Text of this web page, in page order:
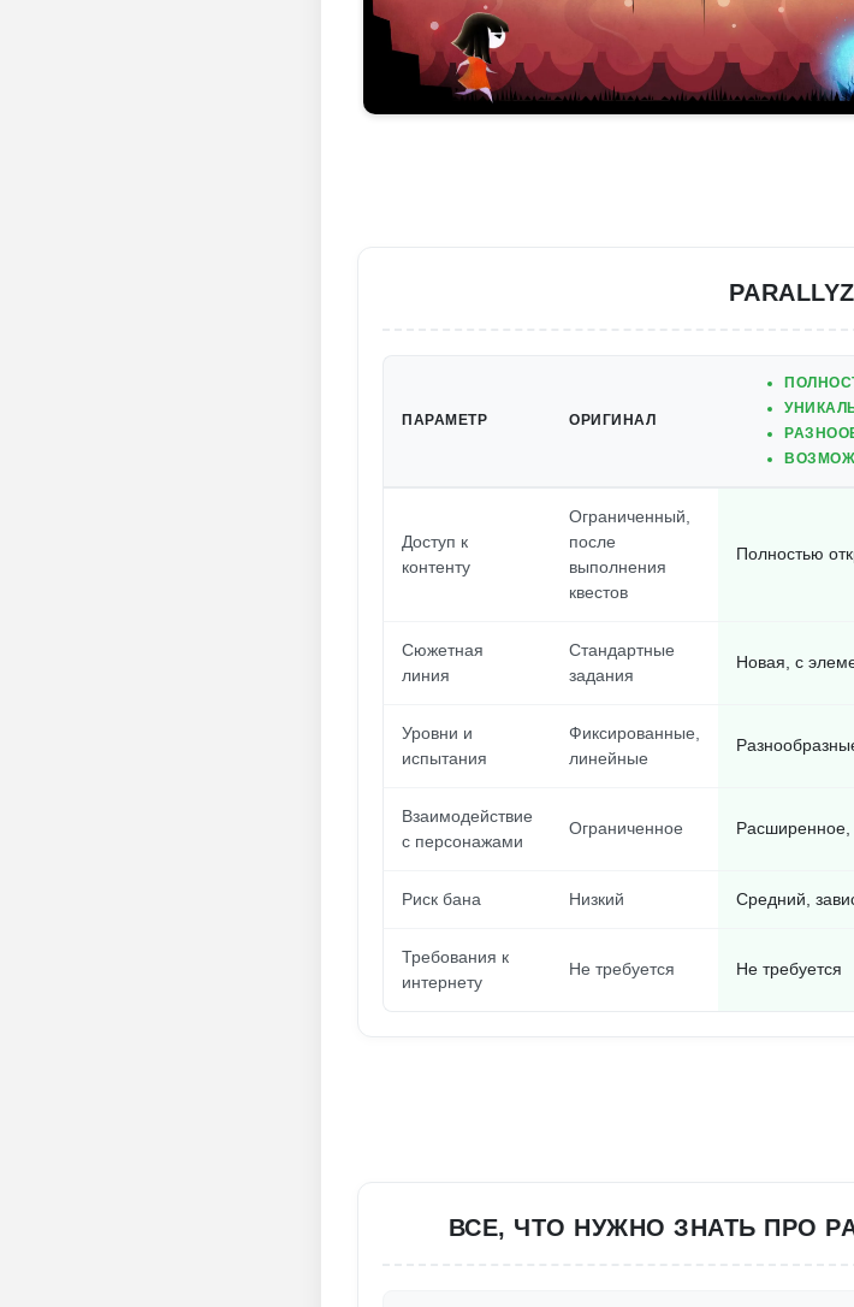
ПАРАМЕТР ОРИГИНАЛ
Доступ к
контенту
Ограниченный,
после
выполнения
квестов
Полностью
Сюжетная
линия
Стандартные
задания
Новая, с
Уровни и
испытания
Фиксированные,
линейные
Взаимодействие
с персонажами
Ограниченное Расширенное,
Риск бана Низкий Средний,
Требования к
интернету
Не требуется Не требуется
ВСЕ, ЧТО НУЖНО ЗНАТЬ ПРО